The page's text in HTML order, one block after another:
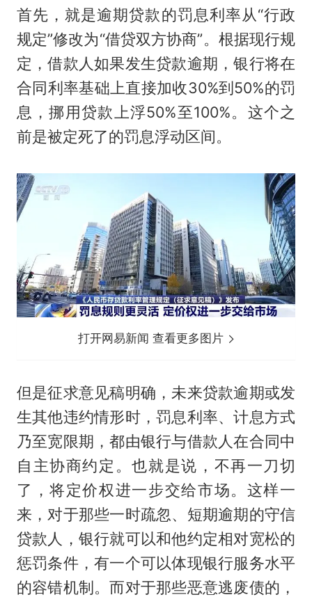
首先，就是逾期贷款的罚息利率从“行政
规定”修改为“借贷双方协商”。根据现行规
定，借款人如果发生贷款逾期，银行将在
合同利率基础上直接加收30%到50%的罚
息，挪用贷款上浮50%至100%。这个之
前是被定死了的罚息浮动区间。
打开网易新闻 查看更多图片
但是征求意见稿明确，未来贷款逾期或发
生其他违约情形时，罚息利率、计息方式
乃至宽限期，都由银行与借款人在合同中
自主协商约定。也就是说，不再一刀切
了，将定价权进一步交给市场。这样一
来，对于那些一时疏忽、短期逾期的守信
贷款人，银行就可以和他约定相对宽松的
惩罚条件，有一个可以体现银行服务水平
的容错机制。而对于那些恶意逃废债的，